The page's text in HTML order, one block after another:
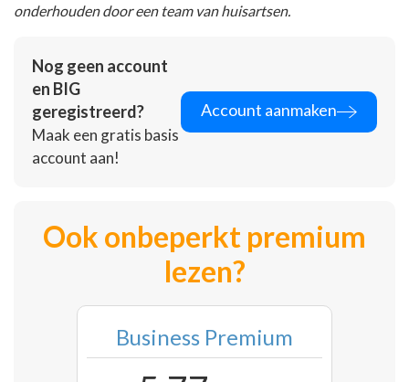
onderhouden door een team van huisartsen.
Nog geen account
en BIG
geregistreerd?
Maak een gratis basis
account aan!
Account aanmaken
Ook onbeperkt premium
lezen?
Business Premium